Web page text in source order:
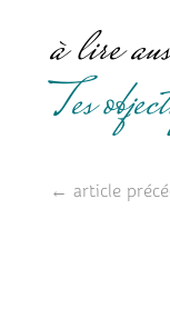
à lire
Tes
← article